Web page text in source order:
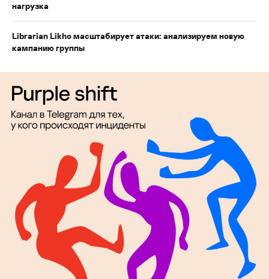
нагрузка
Librarian Likho масштабирует атаки: анализируем новую
кампанию группы